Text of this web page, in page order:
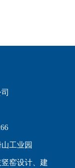
工业园
窑设计、建